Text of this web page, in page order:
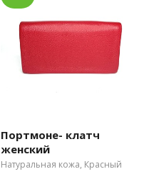
Портмоне- клатч
женский
Натуральная кожа, Красный